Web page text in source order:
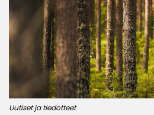
Uutiset ja tiedotteet